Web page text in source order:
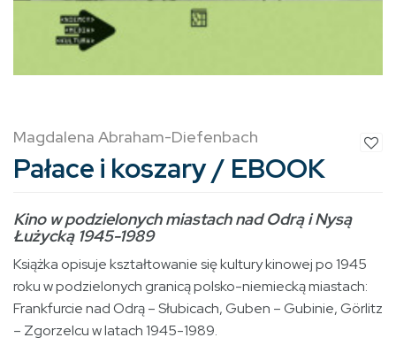
Magdalena Abraham-Diefenbach
Pałace i koszary / EBOOK
Kino w podzielonych miastach nad Odrą i Nysą
Łużycką 1945­-1989
Książka opisuje kształtowanie się kultury kinowej po 1945
roku w podzielonych granicą polsko-niemiecką miastach:
Frankfurcie nad Odrą – Słubicach, Guben – Gubinie, Görlitz
– Zgorzelcu w latach 1945-1989.